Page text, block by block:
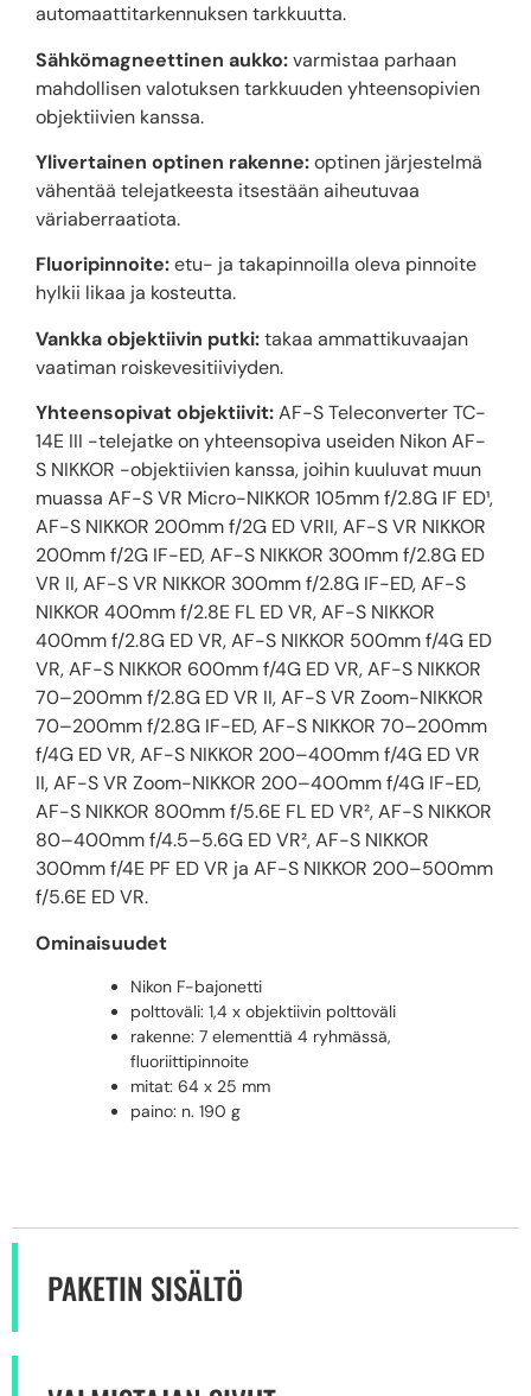
automaattitarkennuksen tarkkuutta.
Sähkömagneettinen aukko:varmistaa parhaan
mahdollisen valotuksen tarkkuuden yhteensopivien
objektiivien kanssa.
Ylivertainen optinen rakenne:optinen järjestelmä
vähentää telejatkeesta itsestään aiheutuvaa
väriaberraatiota.
Fluoripinnoite:etu- ja takapinnoilla oleva pinnoite
hylkii likaa ja kosteutta.
Vankka objektiivin putki:takaa ammattikuvaajan
vaatiman roiskevesitiiviyden.
Yhteensopivat objektiivit:AF-S Teleconverter TC-
14E III -telejatke on yhteensopiva useiden Nikon AF-
S NIKKOR -objektiivien kanssa, joihin kuuluvat muun
muassa AF-S VR Micro-NIKKOR 105mm f/2.8G IF ED¹,
AF-S NIKKOR 200mm f/2G ED VRII, AF-S VR NIKKOR
200mm f/2G IF-ED, AF-S NIKKOR 300mm f/2.8G ED
VR II, AF-S VR NIKKOR 300mm f/2.8G IF-ED, AF-S
NIKKOR 400mm f/2.8E FL ED VR, AF-S NIKKOR
400mm f/2.8G ED VR, AF-S NIKKOR 500mm f/4G ED
VR, AF-S NIKKOR 600mm f/4G ED VR, AF-S NIKKOR
70–200mm f/2.8G ED VR II, AF-S VR Zoom-NIKKOR
70–200mm f/2.8G IF-ED, AF-S NIKKOR 70–200mm
f/4G ED VR, AF-S NIKKOR 200–400mm f/4G ED VR
II, AF-S VR Zoom-NIKKOR 200–400mm f/4G IF-ED,
AF-S NIKKOR 800mm f/5.6E FL ED VR², AF-S NIKKOR
80–400mm f/4.5–5.6G ED VR², AF-S NIKKOR
300mm f/4E PF ED VR ja AF-S NIKKOR 200–500mm
f/5.6E ED VR.
Ominaisuudet
Nikon F-bajonetti
polttoväli: 1,4 x objektiivin polttoväli
rakenne: 7 elementtiä 4 ryhmässä,
fluoriittipinnoite
mitat: 64 x 25 mm
paino: n. 190 g
PAKETIN SISÄLTÖ